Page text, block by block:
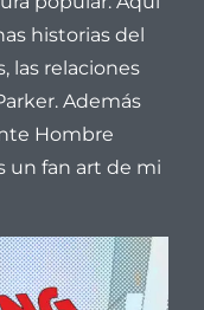
historias del
las relaciones
Además
Hombre
un fan art de mi